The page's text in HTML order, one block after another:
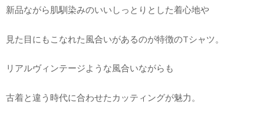
新品ながら肌馴染みのいいしっとりとした着心地や
見た目にもこなれた風合いがあるのが特徴のTシャツ。
リアルヴィンテージような風合いながらも
古着と違う時代に合わせたカッティングが魅力。